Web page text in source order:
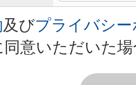
及びプライバシ
同意いただいた